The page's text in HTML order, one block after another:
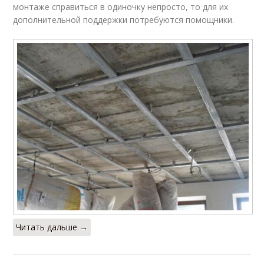
монтаже справиться в одиночку непросто, то для их
дополнительной поддержки потребуются помощники.
Читать дальше →